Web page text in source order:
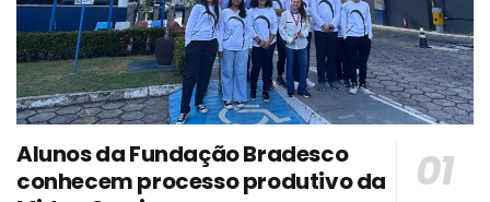
Alunos da Fundação Bradesco
conhecem processo produtivo da